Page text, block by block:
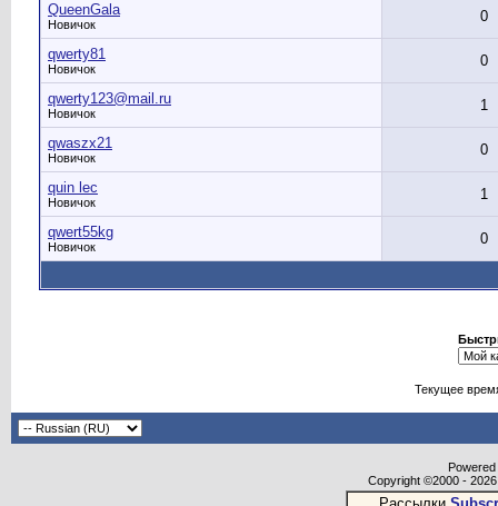
QueenGala
Новичок 0
qwerty81
Новичок 0
qwerty123@mail.ru
Новичок 1
qwaszx21
Новичок 0
quin lec
Новичок 1
qwert55kg
Новичок 0
Текущее
Copyright ©2000 -